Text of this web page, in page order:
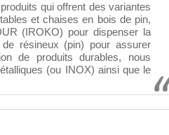
qui offrent des variantes
et chaises en bois de pin,
(IROKO) pour dispenser la
résineux (pin) pour assurer
de produits durables, nous
(ou INOX) ainsi que le